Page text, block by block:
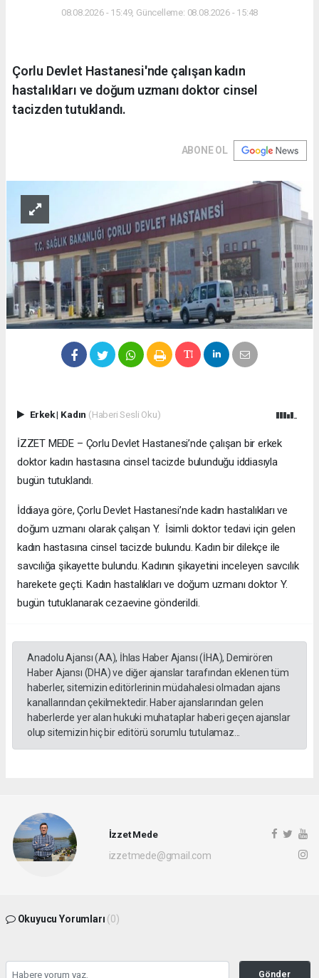
08.08.2026 - 15:49, Güncelleme: 08.08.2026 - 15:48
Çorlu Devlet Hastanesi'nde çalışan kadın
hastalıkları ve doğum uzmanı doktor cinsel
tacizden tutuklandı.
ABONE OL
Erkek| Kadın (Haberi Sesli Oku)
İZZET MEDE – Çorlu Devlet Hastanesi’nde çalışan bir erkek
doktor kadın hastasına cinsel tacizde bulunduğu iddiasıyla
bugün tutuklandı.
İddiaya göre, Çorlu Devlet Hastanesi’nde kadın hastalıkları ve
doğum uzmanı olarak çalışan Y. İsimli doktor tedavi için gelen
kadın hastasına cinsel tacizde bulundu. Kadın bir dilekçe ile
savcılığa şikayette bulundu. Kadının şikayetini inceleyen savcılık
harekete geçti. Kadın hastalıkları ve doğum uzmanı doktor Y.
bugün tutuklanarak cezaevine gönderildi.
Anadolu Ajansı (AA), İhlas Haber Ajansı (İHA), Demirören
Haber Ajansı (DHA) ve diğer ajanslar tarafından eklenen tüm
haberler, sitemizin editörlerinin müdahalesi olmadan ajans
kanallarından çekilmektedir. Haber ajanslarından gelen
haberlerde yer alan hukuki muhataplar haberi geçen ajanslar
olup sitemizin hiç bir editörü sorumlu tutulamaz...
İzzet Mede
izzetmede@gmail.com
Okuyucu Yorumları (0)
Gönder